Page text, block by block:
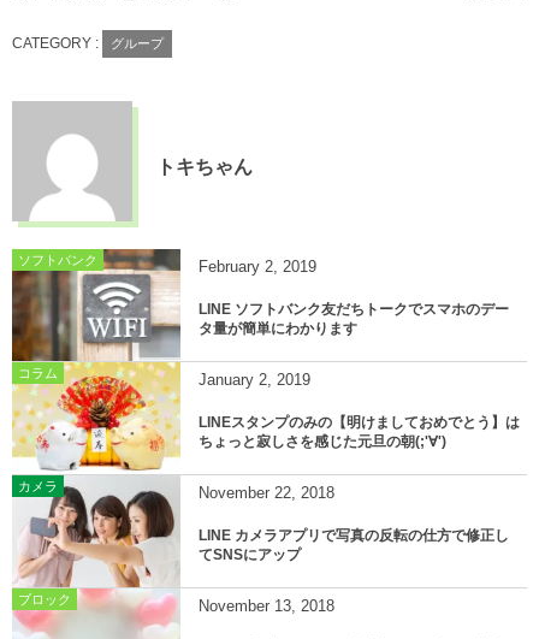
CATEGORY : グループ
トキちゃん
ソフトバンク February 2, 2019
LINE ソフトバンク友だちトークでスマホのデー
タ量が簡単にわかります
コラム January 2, 2019
LINEスタンプのみの【明けましておめでとう】は
ちょっと寂しさを感じた元旦の朝(;'∀')
カメラ November 22, 2018
LINE カメラアプリで写真の反転の仕方で修正し
てSNSにアップ
ブロック November 13, 2018